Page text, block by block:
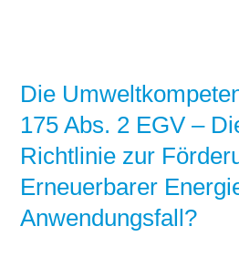
Die
175 Abs. 2 EGV –
Richtlinie zur
Erneuerbarer
Anwendungsfall?